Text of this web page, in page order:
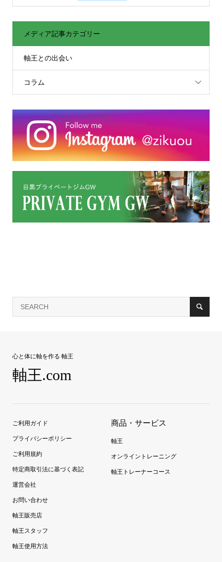
メディア記事カテゴリー
軸王との出会い
コラム
心と体に軸を作る 軸王
軸王.com
ご利用ガイド
プライバシーポリシー
ご利用規約
特定商取引法に基づく表記
運営会社
お問い合わせ
軸王販売店
軸王スタッフ
軸王使用方法
商品・サービス
軸王
オンライントレーニング
軸王トレーナーコース